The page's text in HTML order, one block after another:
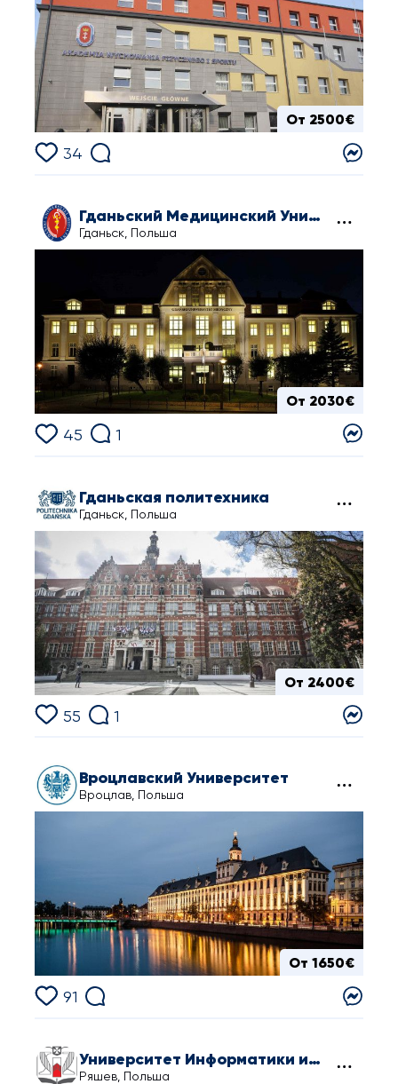
От 2500€
34
Гданьский Медицинский Университет
Гданьск, Польша
От 2030€
45 1
Гданьская политехника
Гданьск, Польша
От 2400€
55 1
Вроцлавский Университет
Вроцлав, Польша
От 1650€
91
Университет Информатики и Управления в Жешуве
Ряшев, Польша